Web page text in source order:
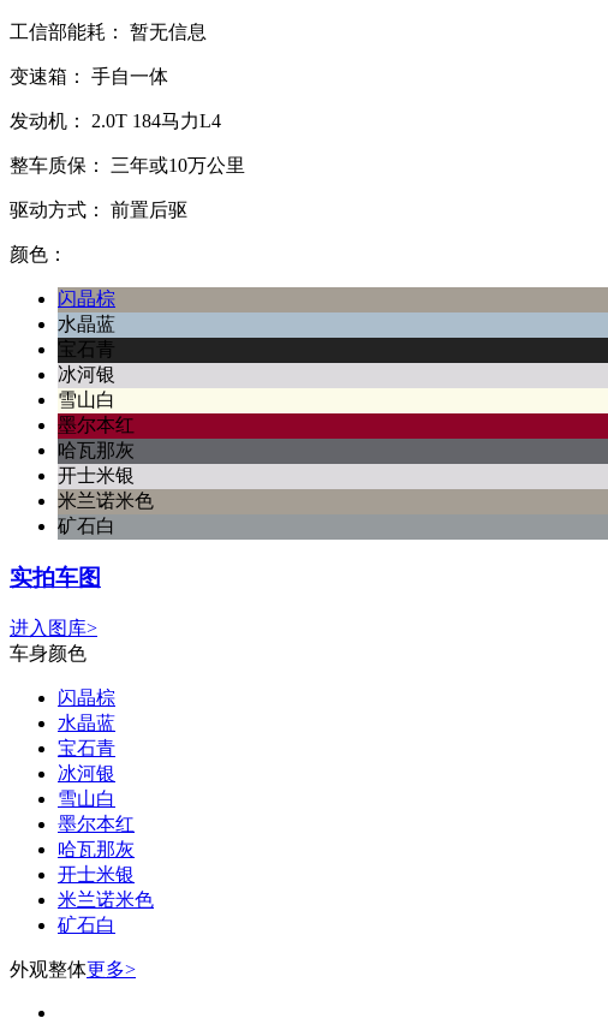
工信部能耗： 暂无信息
变速箱： 手自一体
发动机： 2.0T 184马力L4
整车质保： 三年或10万公里
驱动方式： 前置后驱
颜色：
闪晶棕
水晶蓝
宝石青
冰河银
雪山白
墨尔本红
哈瓦那灰
开士米银
米兰诺米色
矿石白
实拍车图
进入图库>
车身颜色
闪晶棕
水晶蓝
宝石青
冰河银
雪山白
墨尔本红
哈瓦那灰
开士米银
米兰诺米色
矿石白
外观整体更多>